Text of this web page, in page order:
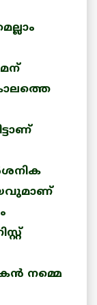
നമ്മെ